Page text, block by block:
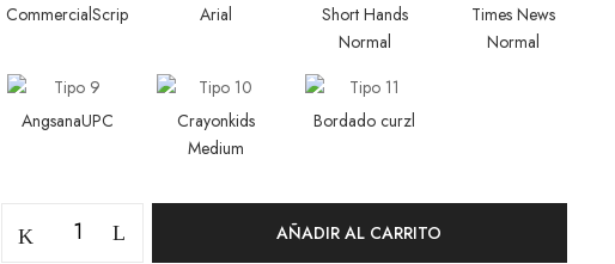
CommercialScrip Arial
Short Hands
Normal
Times News
Normal
AngsanaUPC
Crayonkids
Medium
Bordado curzl
cantidad
AÑADIR AL CARRITO